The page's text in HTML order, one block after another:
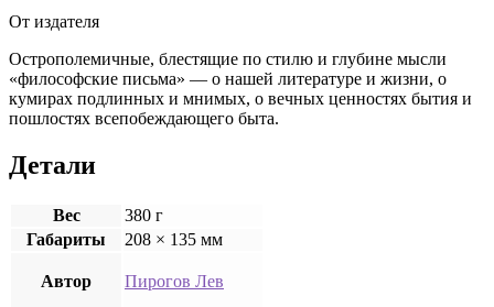
От издателя
Острополемичные, блестящие по стилю и глубине мысли
«философские письма» — о нашей литературе и жизни, о
кумирах подлинных и мнимых, о вечных ценностях бытия и
пошлостях всепобеждающего быта.
Детали
Вес
380 г
Габариты
208 × 135 мм
Автор Пирогов Лев